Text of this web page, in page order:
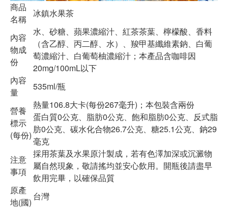
商品
名稱
冰鎮水果茶
內容
物成
份
水、砂糖、蘋果濃縮汁、紅茶茶葉、檸檬酸、香料
（含乙醇、丙二醇、水）、羧甲基纖維素鈉、白葡
萄濃縮汁、白葡萄柚濃縮汁；本產品含咖啡因
20mg/100mL以下
內容
量
535ml/瓶
營養
標示
(每份)
熱量106.8大卡(每份267毫升)；本包裝含兩份
蛋白質0公克、脂肪0公克、飽和脂肪0公克、反式脂
肪0公克、碳水化合物26.7公克、糖25.1公克、鈉29
毫克
注意
事項
採用茶葉及水果原汁製成，若有色澤加深或沉澱物
屬自然現象，敬請搖均並安心飲用。開瓶後請盡早
飲用完畢，以確保品質
原產
地(國)
台灣